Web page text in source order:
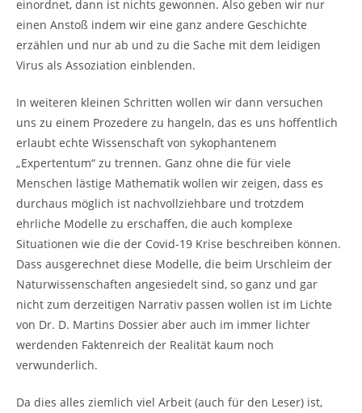
einordnet, dann ist nichts gewonnen. Also geben wir nur
einen Anstoß indem wir eine ganz andere Geschichte
erzählen und nur ab und zu die Sache mit dem leidigen
Virus als Assoziation einblenden.
In weiteren kleinen Schritten wollen wir dann versuchen
uns zu einem Prozedere zu hangeln, das es uns hoffentlich
erlaubt echte Wissenschaft von sykophantenem
„Expertentum“ zu trennen. Ganz ohne die für viele
Menschen lästige Mathematik wollen wir zeigen, dass es
durchaus möglich ist nachvollziehbare und trotzdem
ehrliche Modelle zu erschaffen, die auch komplexe
Situationen wie die der Covid-19 Krise beschreiben können.
Dass ausgerechnet diese Modelle, die beim Urschleim der
Naturwissenschaften angesiedelt sind, so ganz und gar
nicht zum derzeitigen Narrativ passen wollen ist im Lichte
von Dr. D. Martins Dossier aber auch im immer lichter
werdenden Faktenreich der Realität kaum noch
verwunderlich.
Da dies alles ziemlich viel Arbeit (auch für den Leser) ist,